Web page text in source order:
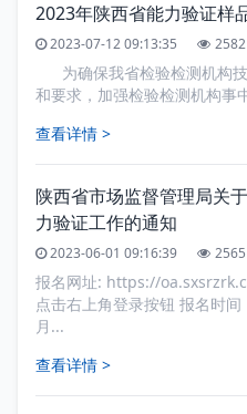
2023年陕西省能力验证样
2023-07-12 09:13:35 2582
为确保我省检验检测机构
和要求，加强检验检测机构事
查看详情 >
陕西省市场监督管理局关
力验证工作的通知
2023-06-01 09:16:39 2565
报名网址: https://
点击右上角登录按钮 报名时
月...
查看详情 >